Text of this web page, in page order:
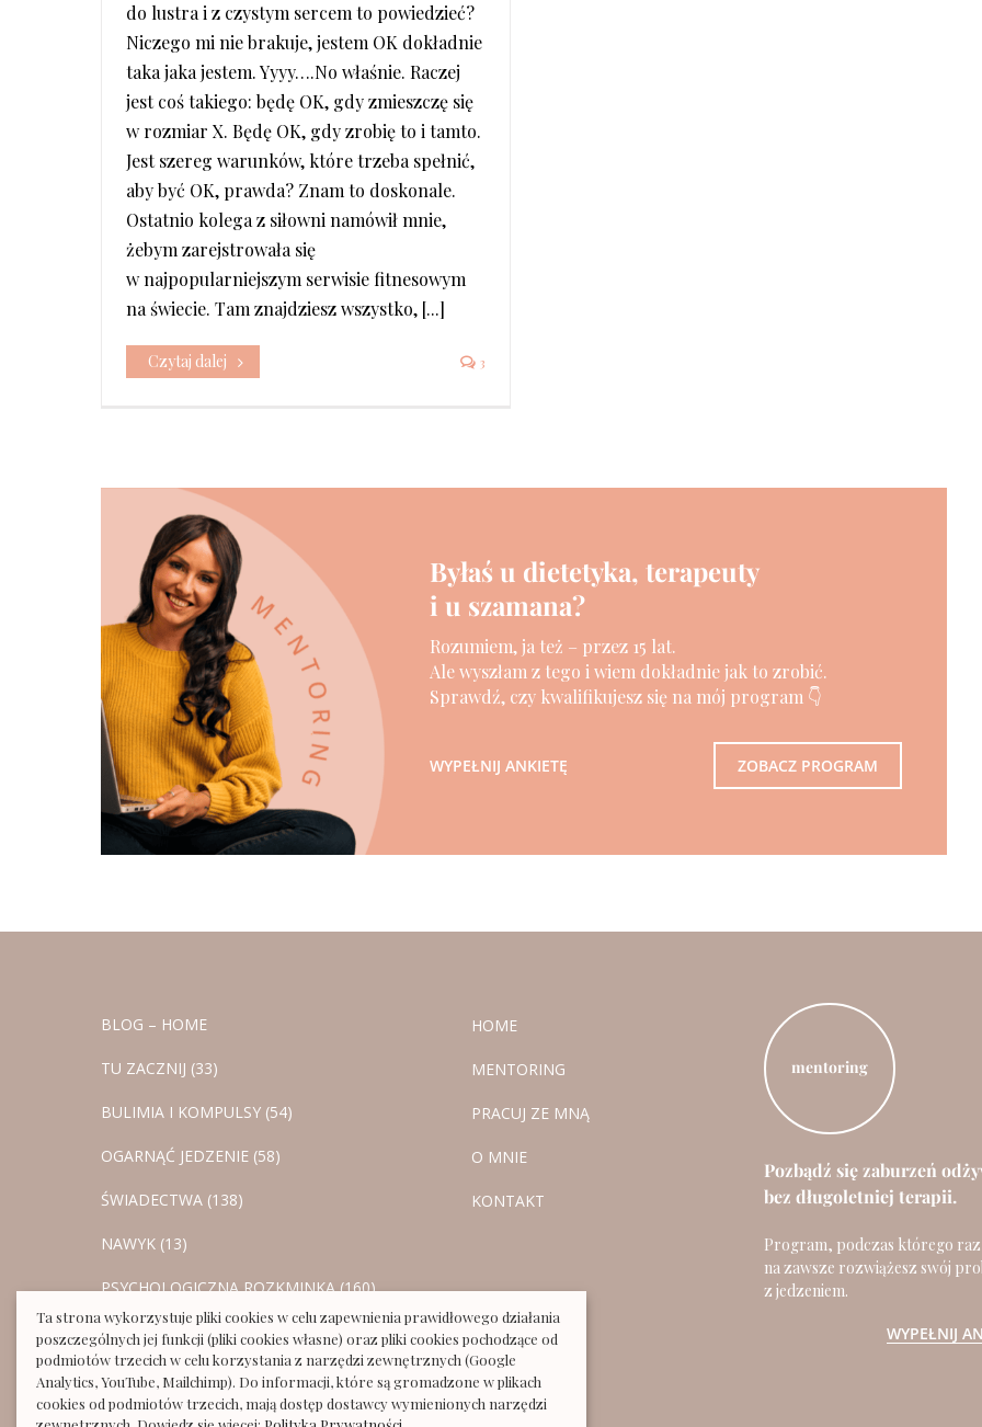
do lustra i z czystym sercem to powiedzieć?
Niczego mi nie brakuje, jestem OK dokładnie
taka jaka jestem. Yyyy….No właśnie. Raczej
jest coś takiego: będę OK, gdy zmieszczę się
w rozmiar X. Będę OK, gdy zrobię to i tamto.
Jest szereg warunków, które trzeba spełnić,
aby być OK, prawda? Znam to doskonale.
Ostatnio kolega z siłowni namówił mnie,
żebym zarejstrowała się
w najpopularniejszym serwisie fitnesowym
na świecie. Tam znajdziesz wszystko, [...]
Czytaj dalej 3
Byłaś u dietetyka, terapeuty
i u szamana?
Rozumiem, ja też – przez 15 lat.
Ale wyszłam z tego i wiem dokładnie jak to zrobić.
Sprawdź, czy kwalifikujesz się na mój program 👇
WYPEŁNIJ ANKIETĘ ZOBACZ PROGRAM
BLOG – HOME
TU ZACZNIJ (33)
BULIMIA I KOMPULSY (54)
OGARNĄĆ JEDZENIE (58)
ŚWIADECTWA (138)
NAWYK (13)
PSYCHOLOGICZNA ROZKMINKA (160)
3 PRINCIPLES / 3 ZASADY (12)
MEDIA (77)
DLA BLISKICH (9)
HOME
MENTORING
PRACUJ ZE MNĄ
O MNIE
KONTAKT
mentoring
Pozbądź się zaburzeń
bez długoletniej terapii.
Program, podczas którego raz
na zawsze rozwiążesz swój
z jedzeniem.
WYPEŁNIJ
Ta strona wykorzystuje pliki cookies w celu zapewnienia prawidłowego działania
poszczególnych jej funkcji (pliki cookies własne) oraz pliki cookies pochodzące od
podmiotów trzecich w celu korzystania z narzędzi zewnętrznych (Google
Analytics, YouTube, Mailchimp). Do informacji, które są gromadzone w plikach
cookies od podmiotów trzecich, mają dostęp dostawcy wymienionych narzędzi